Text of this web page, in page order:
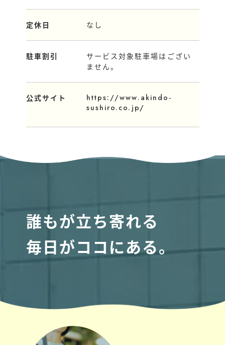
定休日 なし
駐車割引
サービス対象駐車場はござい
ません。
公式サイト
https://www.akindo-
sushiro.co.jp/
誰もが立ち寄れる
毎日がココにある。